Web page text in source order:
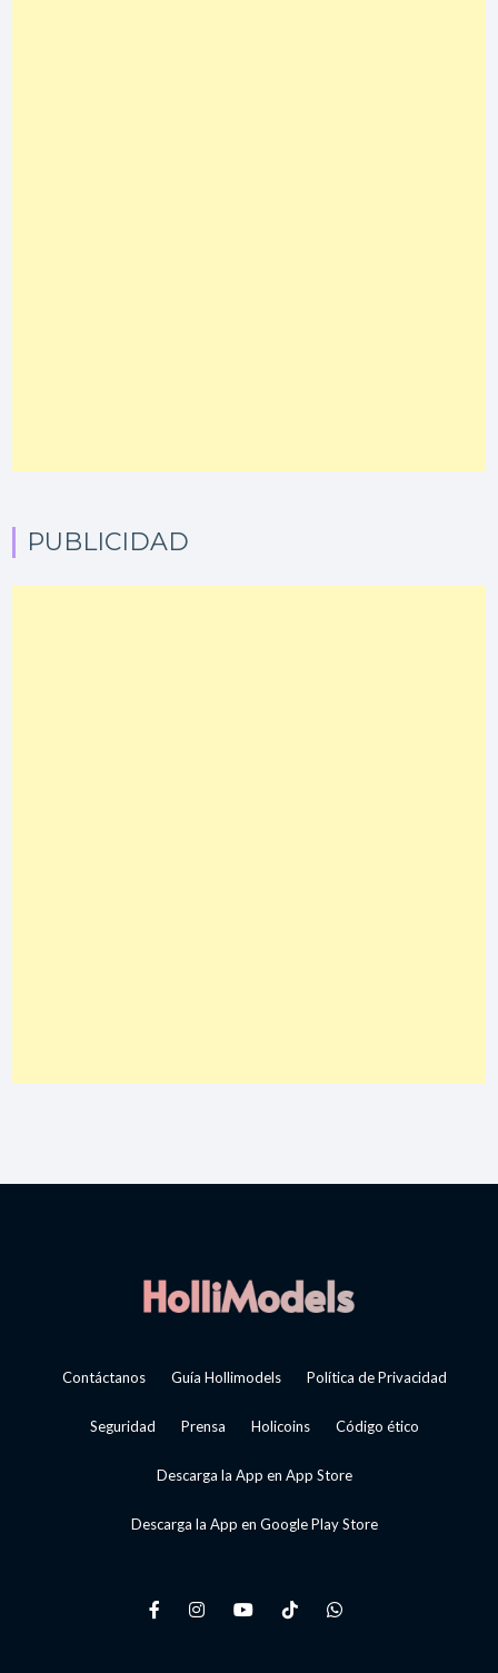
PUBLICIDAD
Contáctanos Guía Hollimodels Política de Privacidad
Seguridad Prensa Holicoins Código ético
Descarga la App en App Store
Descarga la App en Google Play Store